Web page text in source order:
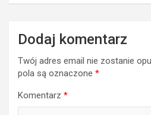
Dodaj komentarz
Twój adres email nie zostanie
pola są oznaczone *
Komentarz *